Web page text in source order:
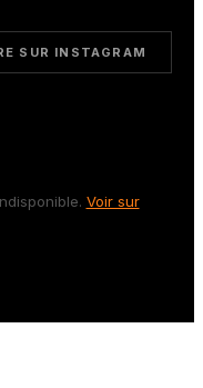
SUR INSTAGRAM
Voir sur